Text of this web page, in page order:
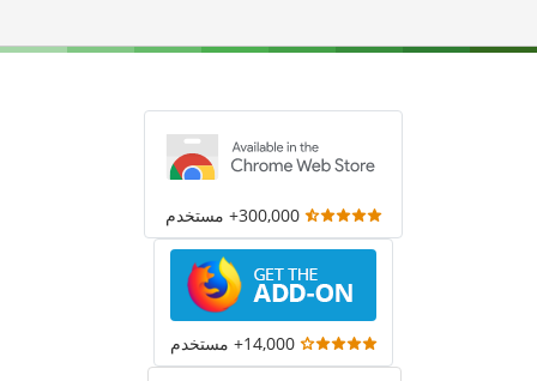
300,000+ مستخدم
14,000+ مستخدم